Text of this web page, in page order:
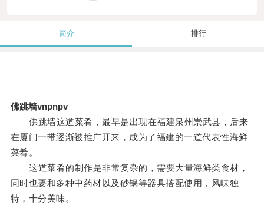
简介 排行
佛跳墙vnpnpv
佛跳墙这道菜肴，最早是出现在福建泉州崇武县，后来
在厦门一带逐渐被推广开来，成为了福建的一道代表性海鲜
菜肴。
这道菜肴的制作是非常复杂的，需要大量海鲜类食材，
同时也要和多种中药材以及砂锅等器具搭配使用，风味独
特，十分美味。